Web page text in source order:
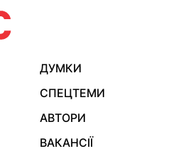
ДУМКИ
СПЕЦТЕМИ
АВТОРИ
ВАКАНСІЇ